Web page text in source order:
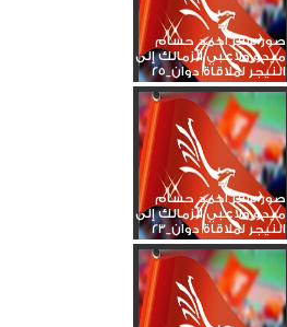
صور سفر أحمد حسام
ميدو ولاعبي الزمالك إلى
النيجر لملاقاة دوان_25
صور سفر أحمد حسام
ميدو ولاعبي الزمالك إلى
النيجر لملاقاة دوان_23